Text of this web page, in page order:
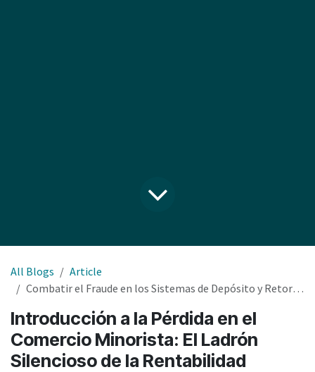
All Blogs
Article
Combatir el Fraude en los Sistemas de Depósito y Retorno: El Papel de la Tecnología Avanzada en las Máquinas Expendedora Inversa
Introducción a la Pérdida en el
Comercio Minorista: El Ladrón
Silencioso de la Rentabilidad